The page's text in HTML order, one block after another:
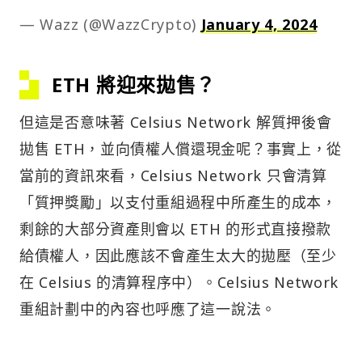
— Wazz (@WazzCrypto) January 4, 2024
ETH 將迎來拋售？
但這是否意味著 Celsius Network 解質押後會
拋售 ETH，並向債權人償還現金呢？事實上，從
當前的資訊來看，Celsius Network 只會清算
「質押獎勵」以支付重組過程中所產生的成本，
剩餘的大部分資產則會以 ETH 的形式直接撥款
給債權人，因此應該不會產生太大的拋壓（至少
在 Celsius 的清算程序中）。Celsius Network
重組計劃中的內容也呼應了這一說法。